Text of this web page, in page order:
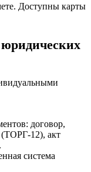
Доступны карты
договор,
(ТОРГ-12), акт
система